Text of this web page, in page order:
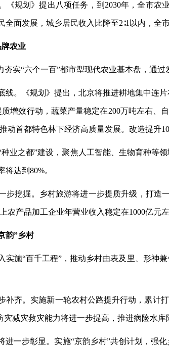
《规划》提出八项任务，到2030年，全市
面发展，城乡居民收入比降至2∶1以内，全
农业
夯实“六个一百”都市型现代农业基本盘，通
线。《规划》提出，北京将推进耕地集中连片
增效行动，蔬菜产量稳定在200万吨左右
动首都特色林下经济高质量发展。改造提升
种业之都”建设，聚焦人工智能、生物育种等
达到80%。
步挖掘。乡村旅游将进一步提质升级，打造
农产品加工企业年营业收入稳定在1000亿元
韵”乡村
实施“百千工程”，推动乡村由表及里、形神
补齐。实施新一轮农村公路提升行动，累计
减灾救灾能力将进一步提高，推进病险水库
进一步彰显。实施“京韵乡村”共创计划，强